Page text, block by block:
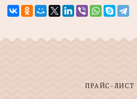
ПРАЙС-ЛИСТ